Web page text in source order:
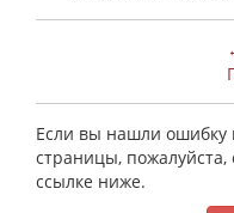
Если вы нашли ошибку
страницы,
ссылке ниже.